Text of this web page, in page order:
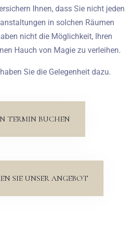
Ihnen, dass Sie nicht jeden
in solchen Räumen
nicht die Möglichkeit, Ihren
Hauch von Magie zu verleihen.
Sie die Gelegenheit dazu.
TERMIN BUCHEN
SIE UNSER ANGEBOT